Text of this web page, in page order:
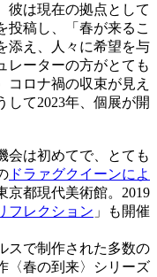
彼は現在の拠点として
投稿し、「春が来るこ
添え、人々に希望を与
レーターの方がとても
コロナ禍の収束が見え
して2023年、個展が開
は初めてで、とても
ドラァグクイーンによ
京都現代美術館。2019
フレクション 」も開催
スで制作された多数の
〈春の到来〉シリーズ